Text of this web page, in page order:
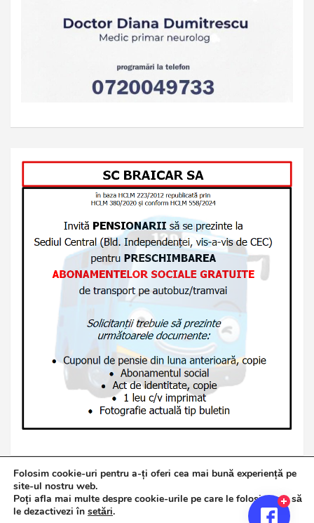
Copyright © 2026Jurnalul de Brăila
Politică de confidențialitate
Theme Horse
Folosim cookie-uri pentru a-ți oferi cea mai bună experiență pe
site-ul nostru web.
Poți afla mai multe despre cookie-urile pe care le folosim sau să
le dezactivezi în setări.